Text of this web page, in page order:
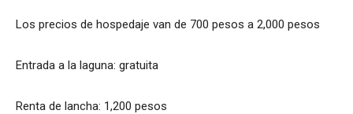
Los precios de hospedaje van de 700 pesos a 2,000 pesos
Entrada a la laguna: gratuita
Renta de lancha: 1,200 pesos